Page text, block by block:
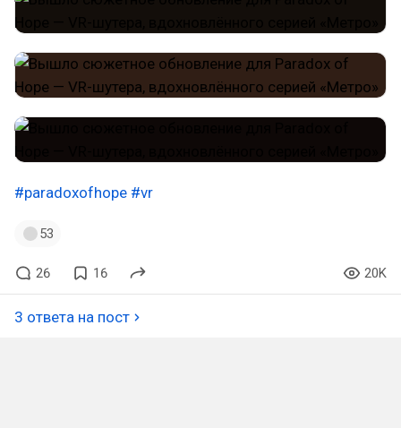
#paradoxofhope #vr
53
26 16 20K
3 ответа на пост